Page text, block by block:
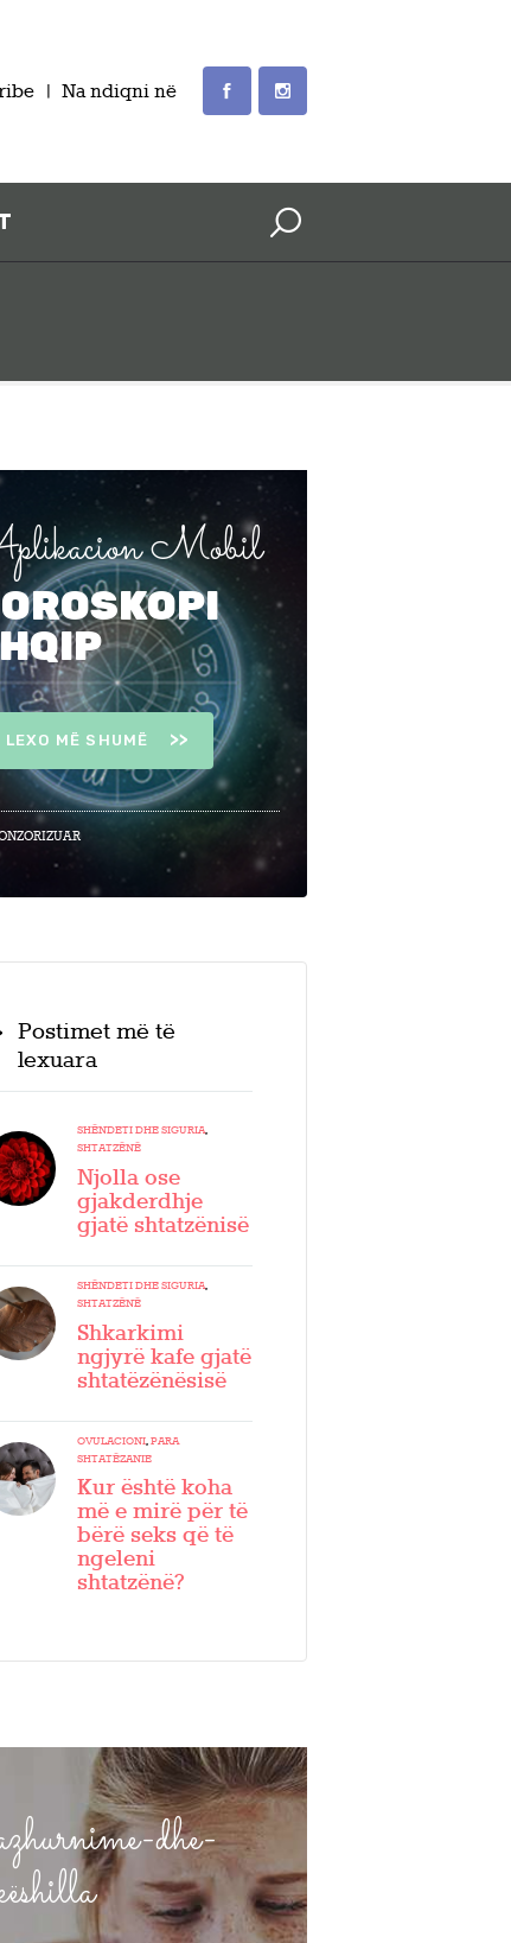
Na ndiqni në
Mobil
LEXO MË SHUMË
Postimet më të
lexuara
SHËNDETI DHE SIGURIA,
SHTATZËNË
Njolla ose
gjakderdhje
gjatë shtatzënisë
SHËNDETI DHE SIGURIA,
SHTATZËNË
Shkarkimi
ngjyrë kafe gjatë
shtatëzënësisë
OVULACIONI,PARA
SHTATËZANIE
Kur është koha
më e mirë për të
bërë seks që të
ngeleni
shtatzënë?
dhe-